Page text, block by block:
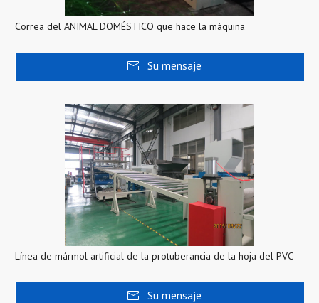
Correa del ANIMAL DOMÉSTICO que hace la máquina
Su mensaje
Línea de mármol artificial de la protuberancia de la hoja del PVC
Su mensaje